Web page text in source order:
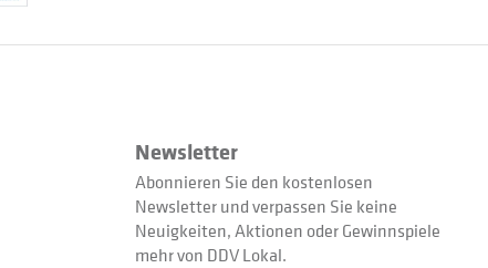
Newsletter
Abonnieren Sie den kostenlosen
Newsletter und verpassen Sie keine
Neuigkeiten, Aktionen oder Gewinnspiele
mehr von DDV Lokal.